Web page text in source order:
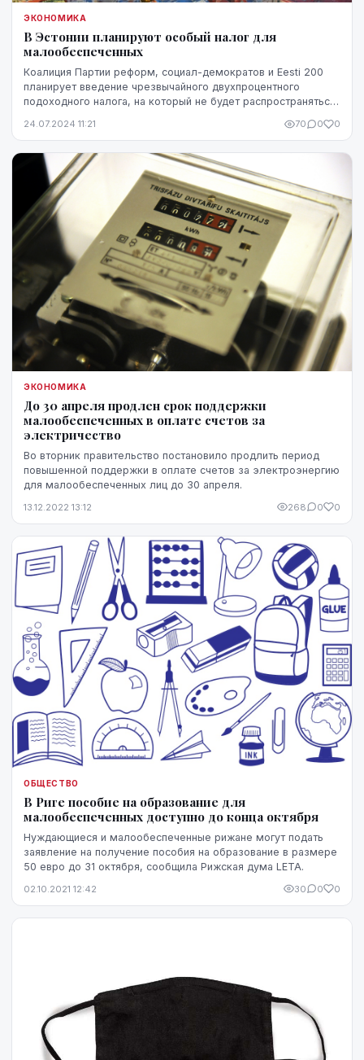
ЭКОНОМИКА
В Эстонии планируют особый налог для
малообеспеченных
Коалиция Партии реформ, социал-демократов и Eesti 200
планирует введение чрезвычайного двухпроцентного
подоходного налога, на который не будет распространяться
24.07.2024 11:21 70 0 0
ЭКОНОМИКА
До 30 апреля продлен срок поддержки
малообеспеченных в оплате счетов за
электричество
Во вторник правительство постановило продлить период
повышенной поддержки в оплате счетов за электроэнергию
для малообеспеченных лиц до 30 апреля.
13.12.2022 13:12 268 0 0
ОБЩЕСТВО
В Риге пособие на образование для
малообеспеченных доступно до конца октября
Нуждающиеся и малообеспеченные рижане могут подать
заявление на получение пособия на образование в размере
50 евро до 31 октября, сообщила Рижская дума LETA.
02.10.2021 12:42 30 0 0